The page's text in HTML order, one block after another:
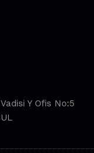
Y Ofis No:5